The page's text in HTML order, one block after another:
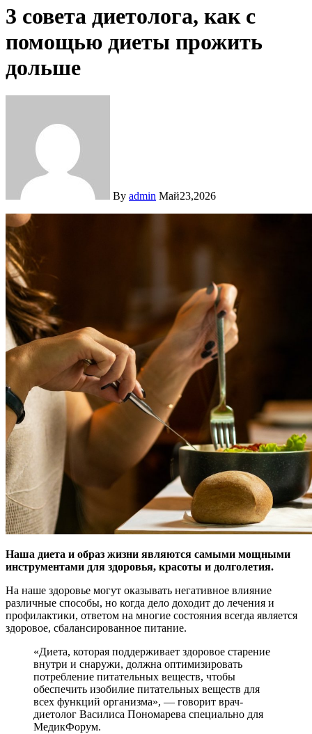
3 совета диетолога, как с
помощью диеты прожить
дольше
By admin Май23,2026
Наша диета и образ жизни являются самыми мощными
инструментами для здоровья, красоты и долголетия.
На наше здоровье могут оказывать негативное влияние
различные способы, но когда дело доходит до лечения и
профилактики, ответом на многие состояния всегда является
здоровое, сбалансированное питание.
«Диета, которая поддерживает здоровое старение
внутри и снаружи, должна оптимизировать
потребление питательных веществ, чтобы
обеспечить изобилие питательных веществ для
всех функций организма», — говорит врач-
диетолог Василиса Пономарева специально для
МедикФорум.